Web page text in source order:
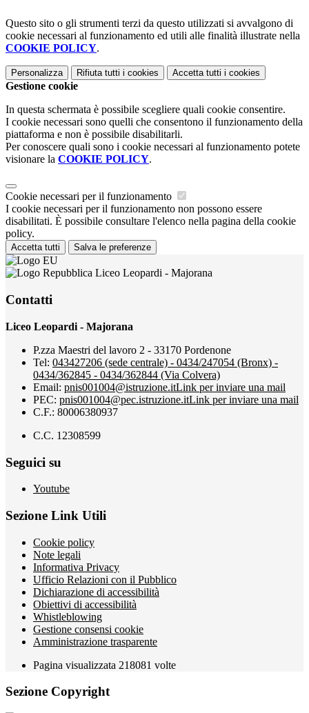
Questo sito o gli strumenti terzi da questo utilizzati si avvalgono di
cookie necessari al funzionamento ed utili alle finalità illustrate nella
COOKIE POLICY.
Personalizza Rifiuta tutti i cookies Accetta tutti i cookies
Gestione cookie
In questa schermata è possibile scegliere quali cookie consentire.
I cookie necessari sono quelli che consentono il funzionamento della
piattaforma e non è possibile disabilitarli.
Per conoscere quali sono i cookie necessari al funzionamento potete
visionare la COOKIE POLICY.
Cookie necessari per il funzionamento
I cookie necessari per il funzionamento non possono essere
disabilitati. È possibile consultare l'elenco nella pagina della cookie
policy.
Accetta tutti Salva le preferenze
Liceo Leopardi - Majorana
Contatti
Liceo Leopardi - Majorana
P.zza Maestri del lavoro 2 - 33170 Pordenone
Tel: 043427206 (sede centrale) - 0434/247054 (Bronx) -
0434/362845 - 0434/362844 (Via Colvera)
Email: pnis001004@istruzione.itLink per inviare una mail
PEC: pnis001004@pec.istruzione.itLink per inviare una mail
C.F.: 80006380937
C.C. 12308599
Seguici su
Youtube
Sezione Link Utili
Cookie policy
Note legali
Informativa Privacy
Ufficio Relazioni con il Pubblico
Dichiarazione di accessibilità
Obiettivi di accessibilità
Whistleblowing
Gestione consensi cookie
Amministrazione trasparente
Pagina visualizzata 218081 volte
Sezione Copyright